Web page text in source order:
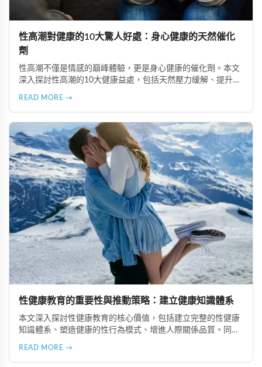
性高潮對健康的10大驚人好處：身心健康的天然催化
劑
性高潮不僅是情感的巔峰體驗，更是身心健康的催化劑。本文
深入探討性高潮的10大健康益處，包括天然壓力緩解、提升睡
情感連結。
READ MORE →
性健康教育的重要性與推動策略：建立健康知識體系
本文深入探討性健康教育的核心價值，包括建立完整的性健康
知識體系、塑造健康的性行為模式、增進人際關係品質。同時
READ MORE →